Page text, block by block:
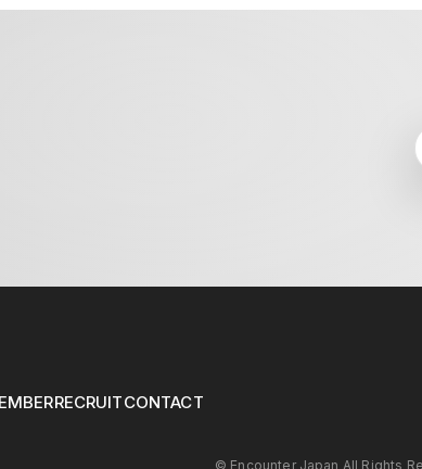
RECRUITCONTACT
©︎ Encounter Japan All Rights